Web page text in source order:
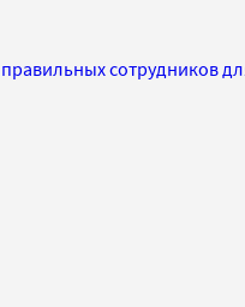
сотрудников